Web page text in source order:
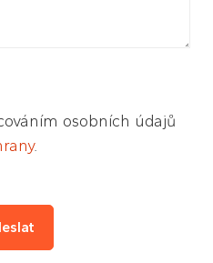
osobních údajů
.